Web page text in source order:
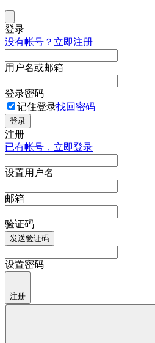
登录
没有帐号？立即注册
用户名或邮箱
登录密码
记住登录找回密码
登录
注册
已有帐号，立即登录
设置用户名
邮箱
验证码
发送验证码
设置密码
注册